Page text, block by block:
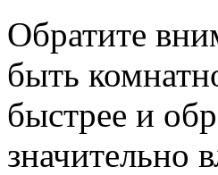
Обратите
быть
быстрее и
значительно